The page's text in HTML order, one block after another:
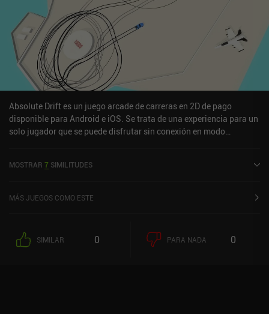
Absolute Drift es un juego arcade de carreras en 2D de pago
disponible para Android e iOS. Se trata de una experiencia para un
solo jugador que se puede disfrutar sin conexión en modo
de 4,6 sobre 5,0 en la App Store de iOS.
MOSTRAR 7 SIMILITUDES
MÁS JUEGOS COMO ESTE
SIMILAR 0 PARA NADA 0